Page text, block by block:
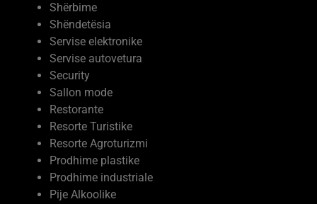
Shërbime
Shëndetësia
Servise elektronike
Servise autovetura
Security
Sallon mode
Restorante
Resorte Turistike
Resorte Agroturizmi
Prodhime plastike
Prodhime industriale
Pije Alkoolike